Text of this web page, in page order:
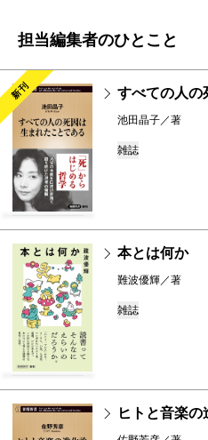
担当編集者のひとこと
新刊 すべての人の
池田晶子／著
雑誌
本とは何か
難波優輝／著
雑誌
ヒトと音楽の